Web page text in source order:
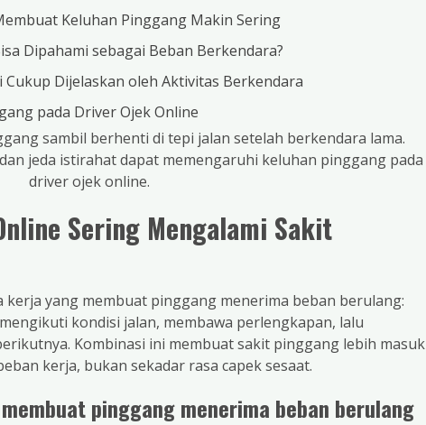
Keluhan Pinggang Makin Sering
Dipahami sebagai Beban Berkendara?
Dijelaskan oleh Aktivitas Berkendara
pada Driver Ojek Online
jeda istirahat dapat memengaruhi keluhan pinggang pada
driver ojek online.
Sering Mengalami Sakit
yang membuat pinggang menerima beban berulang:
kondisi jalan, membawa perlengkapan, lalu
Kombinasi ini membuat sakit pinggang lebih masuk
kerja, bukan sekadar rasa capek sesaat.
pinggang menerima beban berulang